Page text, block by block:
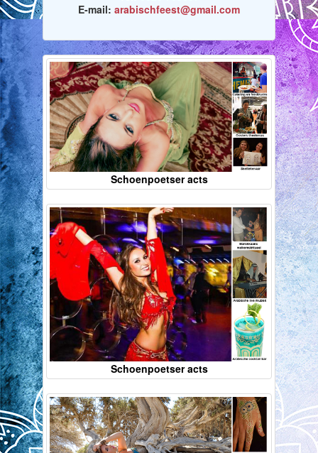
E-mail: arabischfeest@gmail.com
Schoenpoetser acts
Schoenpoetser acts